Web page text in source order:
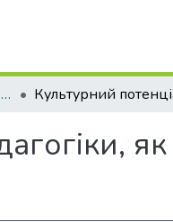
Кафедра Менеджменту та публічного адміністрування